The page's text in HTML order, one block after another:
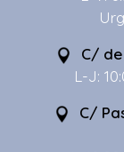
C/ de
L-J:
C/